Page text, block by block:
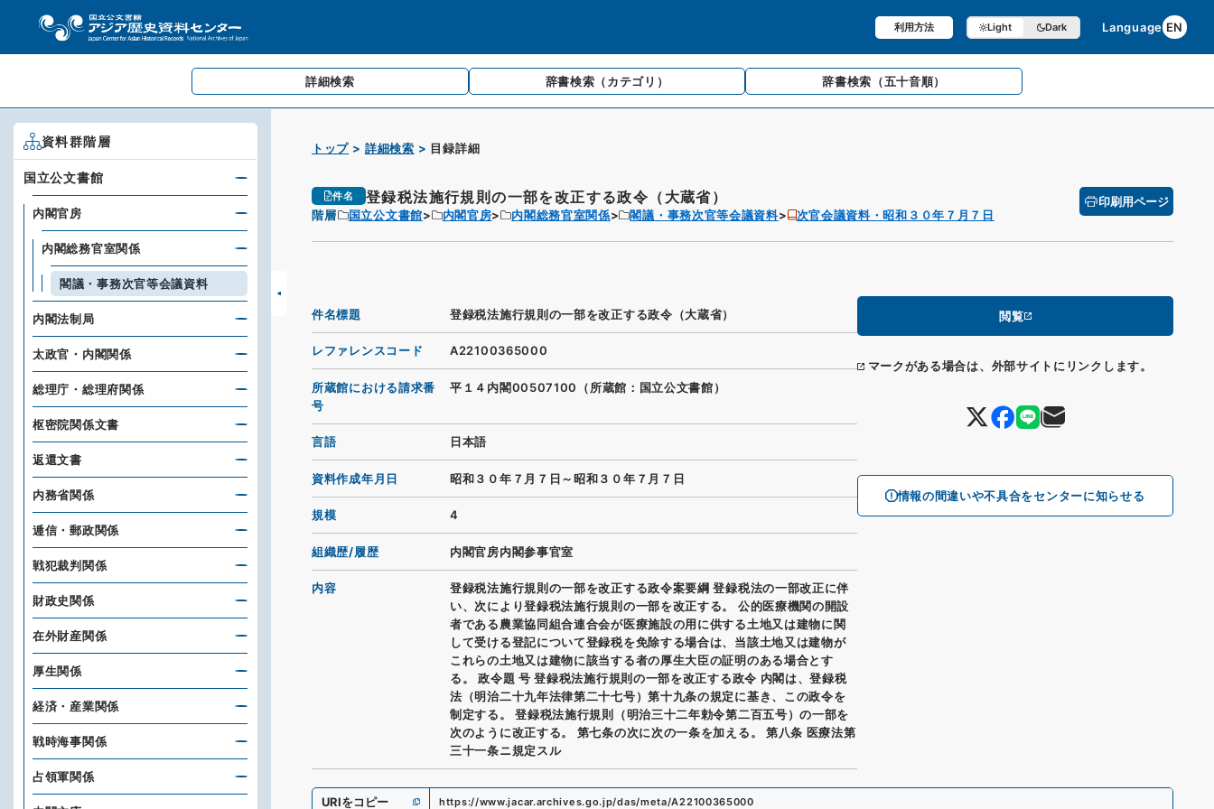
利用方法 Light Dark Language EN
詳細検索 辞書検索 （カテゴリ） 辞書検索 （五十音順）
トップ 詳細検索 目録詳細
件名 登録税法施行規則の一部を改正する政令（大蔵省）
階層 国立公文書館 内閣官房 内閣総務官室関係 閣議・事務次官等会議資料 次官会議資料・昭和３０年７月７日
印刷用ページ
閲覧
マークがある場合は、外部サイトにリンクします。
情報の間違いや不具合をセンターに知らせる
件名標題 登録税法施行規則の一部を改正する政令（大蔵省）
レファレンスコード A22100365000
所蔵館における請求番
号
平１４内閣00507100（所蔵館：国立公文書館）
言語 日本語
資料作成年月日 昭和３０年７月７日～昭和３０年７月７日
規模 4
組織歴/履歴 内閣官房内閣参事官室
内容
登録税法施行規則の一部を改正する政令案要綱 登録税法の一部改正に伴
い、次により登録税法施行規則の一部を改正する。 公的医療機関の開設
者である農業協同組合連合会が医療施設の用に供する土地又は建物に関
して受ける登記について登録税を免除する場合は、当該土地又は建物が
これらの土地又は建物に該当する者の厚生大臣の証明のある場合とす
る。 政令題 号 登録税法施行規則の一部を改正する政令 内閣は、登録税
法（明治二十九年法律第二十七号）第十九条の規定に基き、この政令を
制定する。 登録税法施行規則（明治三十二年勅令第二百五号）の一部を
次のように改正する。 第七条の次に次の一条を加える。 第八条 医療法第
三十一条ニ規定スル
URIをコピー https://www.jacar.archives.go.jp/das/meta/A22100365000
資料群階層
国立公文書館
内閣官房
内閣総務官室関係
閣議・事務次官等会議資料
内閣法制局
太政官・内閣関係
総理庁・総理府関係
枢密院関係文書
返還文書
内務省関係
逓信・郵政関係
戦犯裁判関係
財政史関係
在外財産関係
厚生関係
経済・産業関係
戦時海事関係
占領軍関係